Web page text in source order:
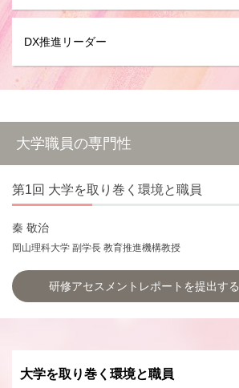
DX推進リーダー
大学職員の専門性
第1回 大学を取り巻く環境と職員
秦 敬治
岡山理科大学 副学長 教育推進機構教授
研修アセスメントレポートを提出する
大学を取り巻く環境と職員